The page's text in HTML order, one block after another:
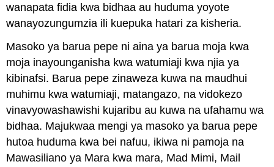
wanapata fidia kwa bidhaa au huduma yoyote
wanayozungumzia ili kuepuka hatari za kisheria.
Masoko ya barua pepe ni aina ya barua moja kwa
moja inayounganisha kwa watumiaji kwa njia ya
kibinafsi. Barua pepe zinaweza kuwa na maudhui
muhimu kwa watumiaji, matangazo, na vidokezo
vinavyowashawishi kujaribu au kuwa na ufahamu wa
bidhaa. Majukwaa mengi ya masoko ya barua pepe
hutoa huduma kwa bei nafuu, ikiwa ni pamoja na
Mawasiliano ya Mara kwa mara, Mad Mimi, Mail